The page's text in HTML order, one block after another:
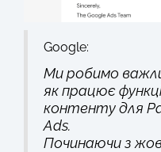
Google:
Ми робимо
як працює
контенту для
Ads.
Починаючи з